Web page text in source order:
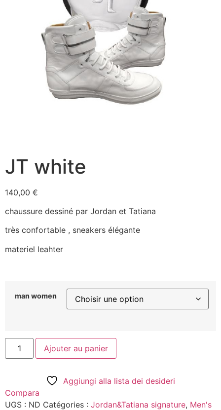
JT white
140,00 €
chaussure dessiné par Jordan et Tatiana
très confortable , sneakers élégante
materiel leahter
man women
Ajouter au panier
Aggiungi alla lista dei desideri
Compara
UGS : ND Catégories : Jordan&Tatiana signature, Men's